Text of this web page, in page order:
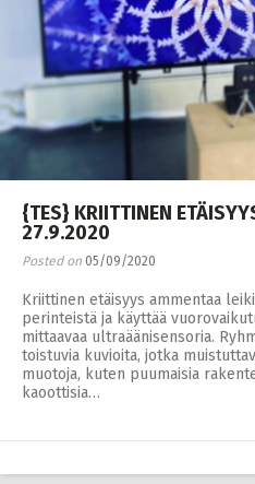
{TES} KRIITTINEN
27.9.2020
Posted on 05/09/2020
Kriittinen etäisyys ammentaa
perinteistä ja käyttää
mittaavaa ultraäänisensoria.
toistuvia kuvioita, jotka
muotoja, kuten puumaisia
kaoottisia…